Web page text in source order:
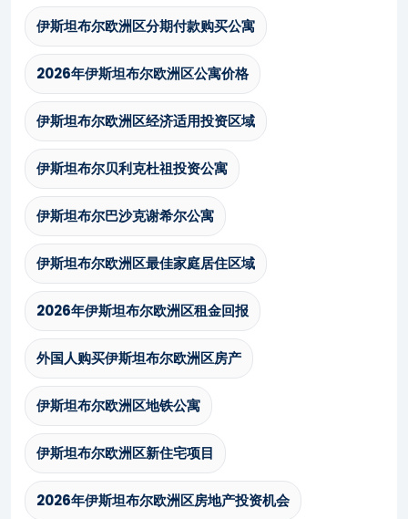
伊斯坦布尔欧洲区分期付款购买公寓
2026年伊斯坦布尔欧洲区公寓价格
伊斯坦布尔欧洲区经济适用投资区域
伊斯坦布尔贝利克杜祖投资公寓
伊斯坦布尔巴沙克谢希尔公寓
伊斯坦布尔欧洲区最佳家庭居住区域
2026年伊斯坦布尔欧洲区租金回报
外国人购买伊斯坦布尔欧洲区房产
伊斯坦布尔欧洲区地铁公寓
伊斯坦布尔欧洲区新住宅项目
2026年伊斯坦布尔欧洲区房地产投资机会